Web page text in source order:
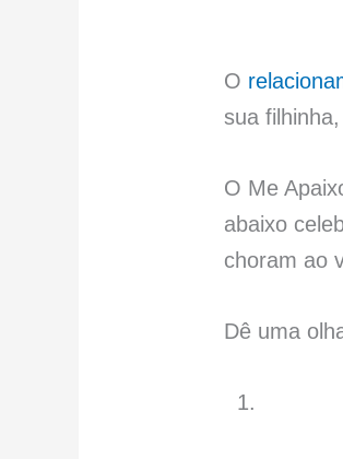
O
sua
O Me
abaixo
choram ao
Dê uma
1.